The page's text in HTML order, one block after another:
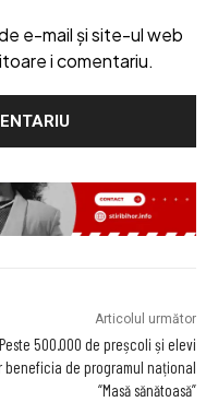
e-mail și site-ul web
i comentariu.
Articolul următor
Peste 500.000 de preșcoli și elevi
beneficia de programul național
“Masă sănătoasă”